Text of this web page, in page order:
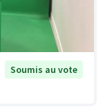
Soumis au vote